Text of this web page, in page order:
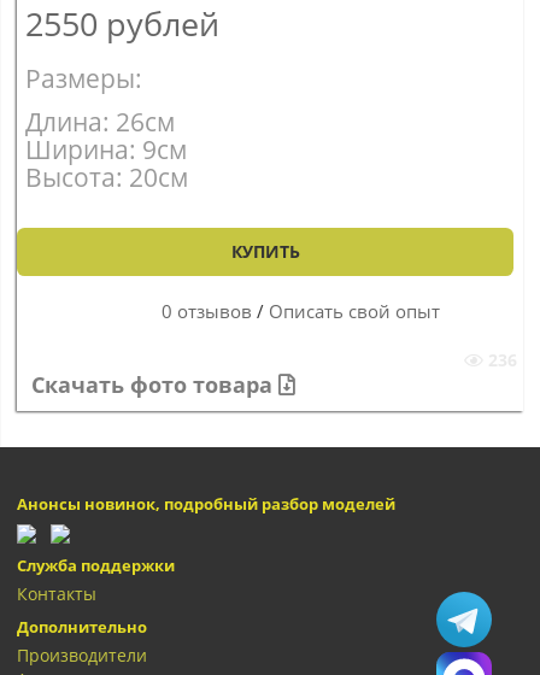
2550 рублей
Размеры:
Длина: 26см
Ширина: 9см
Высота: 20см
КУПИТЬ
0 отзывов / Описать свой опыт
Скачать фото товара
Анонсы новинок, подробный разбор моделей
Служба поддержки
Контакты
Дополнительно
Производители